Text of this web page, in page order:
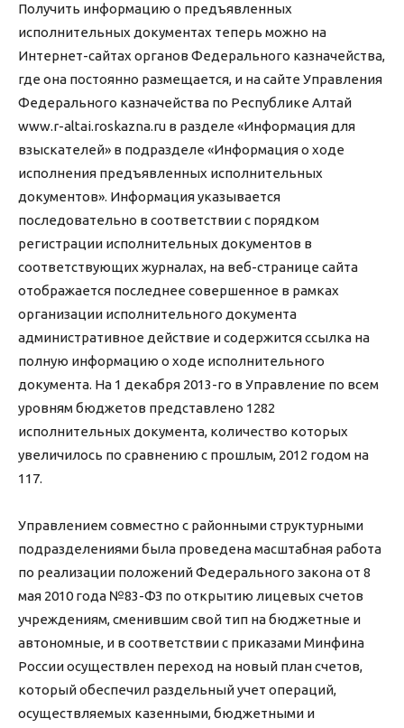
Получить информацию о предъявленных
исполнительных документах теперь можно на
Интернет-сайтах органов Федерального казначейства,
где она постоянно размещается, и на сайте Управления
Федерального казначейства по Республике Алтай
www.r-altai.roskazna.ru в разделе «Информация для
взыскателей» в подразделе «Информация о ходе
исполнения предъявленных исполнительных
документов». Информация указывается
последовательно в соответствии с порядком
регистрации исполнительных документов в
соответствующих журналах, на веб-странице сайта
отображается последнее совершенное в рамках
организации исполнительного документа
административное действие и содержится ссылка на
полную информацию о ходе исполнительного
документа. На 1 декабря 2013-го в Управление по всем
уровням бюджетов представлено 1282
исполнительных документа, количество которых
увеличилось по сравнению с прошлым, 2012 годом на
117.
Управлением совместно с районными структурными
подразделениями была проведена масштабная работа
по реализации положений Федерального закона от 8
мая 2010 года №83-ФЗ по открытию лицевых счетов
учреждениям, сменившим свой тип на бюджетные и
автономные, и в соответствии с приказами Минфина
России осуществлен переход на новый план счетов,
который обеспечил раздельный учет операций,
осуществляемых казенными, бюджетными и